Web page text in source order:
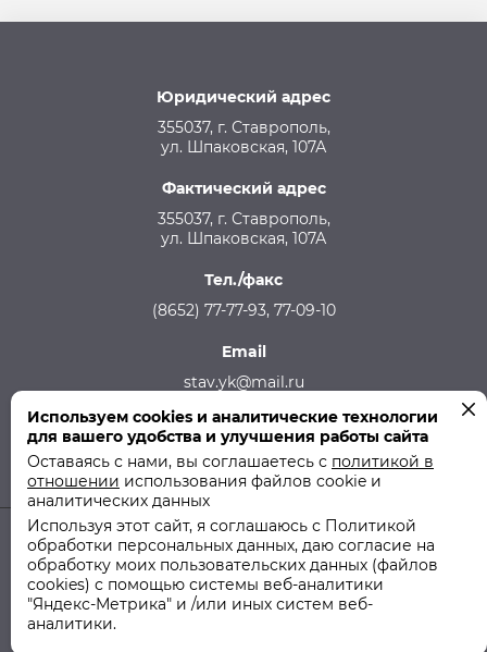
Юридический адрес
355037, г. Ставрополь,
ул. Шпаковская, 107А
Фактический адрес
355037, г. Ставрополь,
ул. Шпаковская, 107А
Тел./факс
(8652) 77-77-93, 77-09-10
Email
stav.yk@mail.ru
Телефон аварийной службы
215-957, 8-928-301-92-08 (круглосуточно)
© 2011-2026 ООО "СТУК" | ООО "Ставропольская Управляющая
Политика использования файлов cookie
Используем cookies и аналитические технологии
для вашего удобства и улучшения работы сайта
Оставаясь с нами, вы соглашаетесь с политикой в
отношении использования файлов cookie и
аналитических данных
Используя этот сайт, я соглашаюсь с Политикой
обработки персональных данных, даю согласие на
обработку моих пользовательских данных (файлов
cookies) с помощью системы веб-аналитики
"Яндекс-Метрика" и /или иных систем веб-
аналитики.